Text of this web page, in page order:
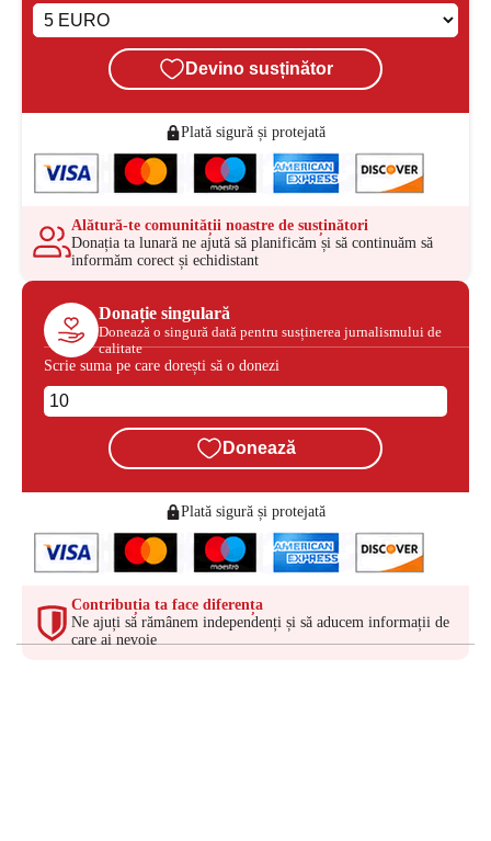
Devino susținător
Plată sigură și protejată
Alătură-te comunității noastre de susținători
Donația ta lunară ne ajută să planificăm și să continuăm să
informăm corect și echidistant
Donație singulară
Donează o singură dată pentru susținerea jurnalismului de
calitate
Scrie suma pe care dorești să o donezi
Donează
Plată sigură și protejată
Contribuția ta face diferența
Ne ajuți să rămânem independenți și să aducem informații de
care ai nevoie